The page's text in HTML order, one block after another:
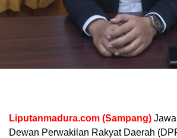
Liputanmadura.com (Sampang)
Dewan Perwakilan Rakyat Daerah